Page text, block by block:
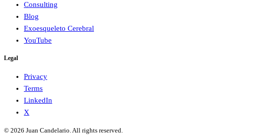
Consulting
Blog
Exoesqueleto Cerebral
YouTube
Legal
Privacy
Terms
LinkedIn
X
© 2026 Juan Candelario.All rights reserved.